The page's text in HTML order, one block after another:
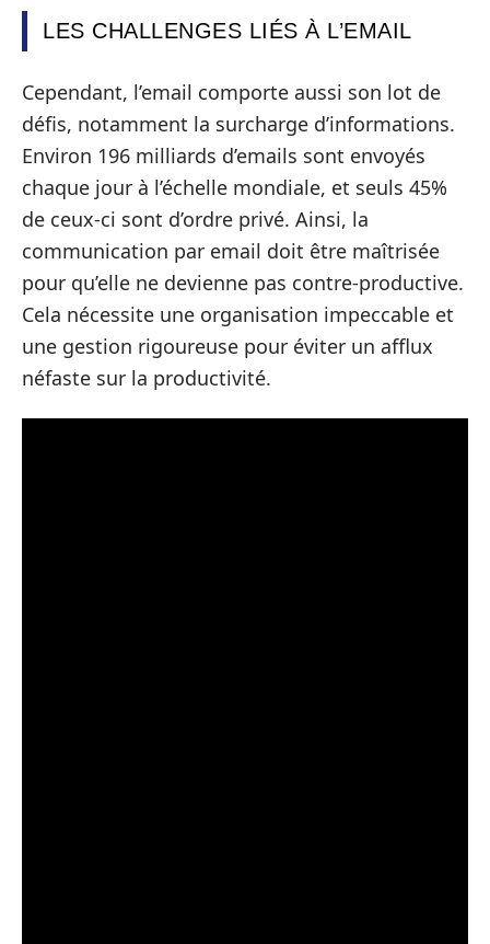
LES CHALLENGES LIÉS À L’EMAIL
Cependant, l’email comporte aussi son lot de
défis, notamment la surcharge d’informations.
Environ 196 milliards d’emails sont envoyés
chaque jour à l’échelle mondiale, et seuls 45%
de ceux-ci sont d’ordre privé. Ainsi, la
communication par email doit être maîtrisée
pour qu’elle ne devienne pas contre-productive.
Cela nécessite une organisation impeccable et
une gestion rigoureuse pour éviter un afflux
néfaste sur la productivité.